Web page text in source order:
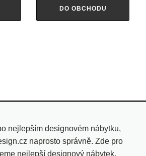
DO OBCHODU
nejlepším designovém nábytku,
naprosto správně. Zde pro
nejlepší designový nábytek.